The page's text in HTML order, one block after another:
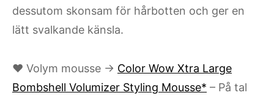
dessutom skonsam för hårbotten och ger en
lätt svalkande känsla.
♥ Volym mousse → Color Wow Xtra Large
Bombshell Volumizer Styling Mousse* – På tal